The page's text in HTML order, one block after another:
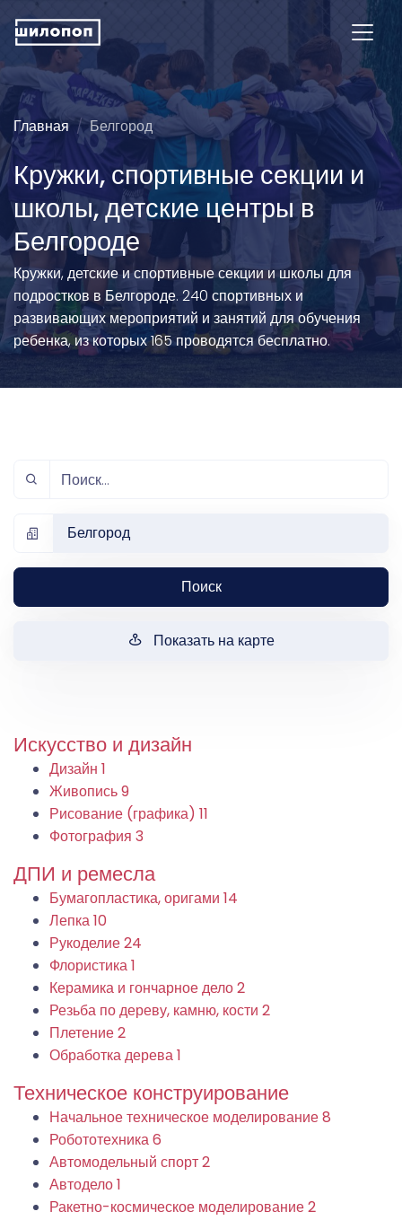
Главная Белгород
Кружки, спортивные секции и
школы, детские центры в
Белгороде
Кружки, детские и спортивные секции и школы для
подростков в Белгороде. 240 спортивных и
развивающих мероприятий и занятий для обучения
ребенка, из которых 165 проводятся бесплатно.
Белгород
Поиск
Показать на карте
Искусство и дизайн
Дизайн 1
Живопись9
Рисование (графика) 11
Фотография 3
ДПИ и ремесла
Бумагопластика, оригами 14
Лепка10
Рукоделие24
Флористика1
Керамика и гончарное дело2
Резьба по дереву, камню, кости 2
Плетение2
Обработка дерева1
Техническое конструирование
Начальное техническое моделирование8
Робототехника6
Автомодельный спорт2
Автодело1
Ракетно-космическое моделирование2